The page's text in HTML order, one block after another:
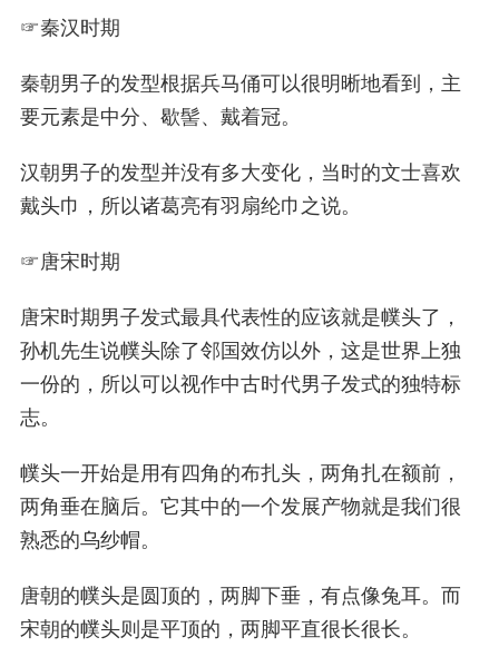
☞秦汉时期
秦朝男子的发型根据兵马俑可以很明晰地看到，主
要元素是中分、歇髻、戴着冠。
汉朝男子的发型并没有多大变化，当时的文士喜欢
戴头巾，所以诸葛亮有羽扇纶巾之说。
☞ 唐宋时期
唐宋时期男子发式最具代表性的应该就是幞头了，
孙机先生说幞头除了邻国效仿以外，这是世界上独
一份的，所以可以视作中古时代男子发式的独特标
志。
幞头一开始是用有四角的布扎头，两角扎在额前，
两角垂在脑后。它其中的一个发展产物就是我们很
熟悉的乌纱帽。
唐朝的幞头是圆顶的，两脚下垂，有点像兔耳。而
宋朝的幞头则是平顶的，两脚平直很长很长。